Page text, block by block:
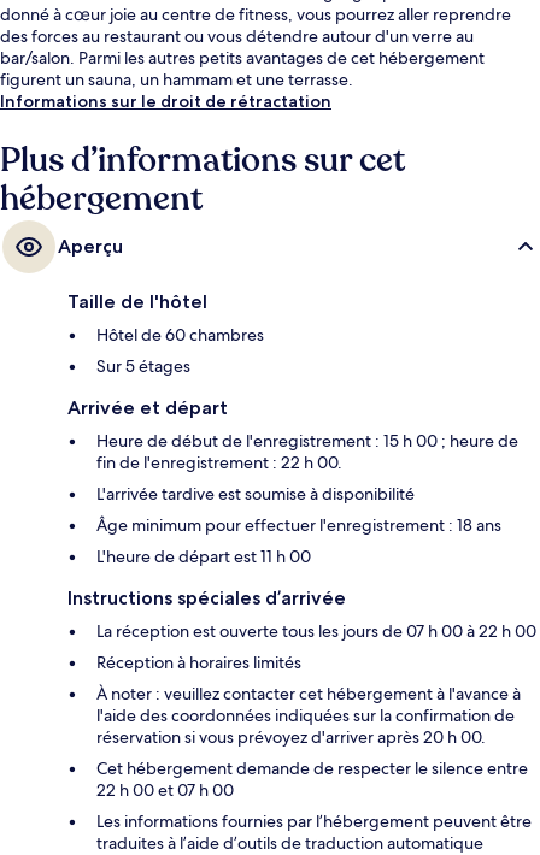
donné à cœur joie au centre de fitness, vous pourrez aller reprendre
des forces au restaurant ou vous détendre autour d'un verre au
bar/salon. Parmi les autres petits avantages de cet hébergement
figurent un sauna, un hammam et une terrasse.
Informations sur le droit de rétractation
Plus d’informations sur cet
hébergement
Aperçu
Taille de l'hôtel
Hôtel de 60 chambres
Sur 5 étages
Arrivée et départ
Heure de début de l'enregistrement : 15 h 00 ; heure de
fin de l'enregistrement : 22 h 00.
L'arrivée tardive est soumise à disponibilité
Âge minimum pour effectuer l'enregistrement : 18 ans
L'heure de départ est 11 h 00
Instructions spéciales d’arrivée
La réception est ouverte tous les jours de 07 h 00 à 22 h 00
Réception à horaires limités
À noter : veuillez contacter cet hébergement à l'avance à
l'aide des coordonnées indiquées sur la confirmation de
réservation si vous prévoyez d'arriver après 20 h 00.
Cet hébergement demande de respecter le silence entre
22 h 00 et 07 h 00
Les informations fournies par l’hébergement peuvent être
traduites à l’aide d’outils de traduction automatique